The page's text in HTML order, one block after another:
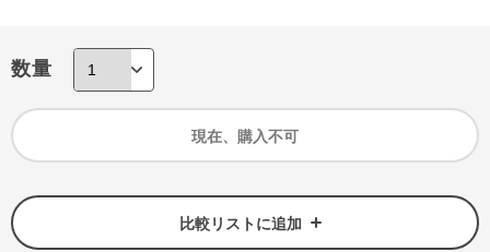
数量
現在、購入不可
比較リストに追加